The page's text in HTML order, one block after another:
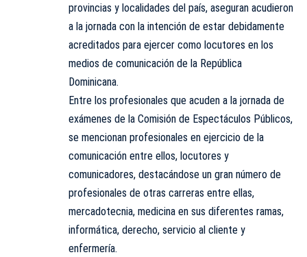
provincias y localidades del país, aseguran acudieron
a la jornada con la intención de estar debidamente
acreditados para ejercer como locutores en los
medios de comunicación de la República
Dominicana.
Entre los profesionales que acuden a la jornada de
exámenes de la Comisión de Espectáculos Públicos,
se mencionan profesionales en ejercicio de la
comunicación entre ellos, locutores y
comunicadores, destacándose un gran número de
profesionales de otras carreras entre ellas,
mercadotecnia, medicina en sus diferentes ramas,
informática, derecho, servicio al cliente y
enfermería.